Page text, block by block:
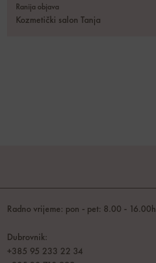
Ranija objava
Kozmetički salon Tanja
Radno vrijeme: pon - pet: 8.00 - 16.00h
Dubrovnik:
+385 95 233 22 34